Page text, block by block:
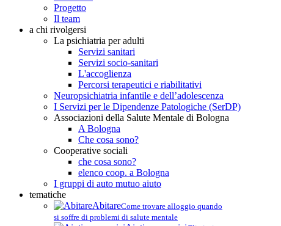
Progetto
Il team
a chi rivolgersi
La psichiatria per adulti
Servizi sanitari
Servizi socio-sanitari
L'accoglienza
Percorsi terapeutici e riabilitativi
Neuropsichiatria infantile e dell’adolescenza
I Servizi per le Dipendenze Patologiche (SerDP)
Associazioni della Salute Mentale di Bologna
A Bologna
Che cosa sono?
Cooperative sociali
che cosa sono?
elenco coop. a Bologna
I gruppi di auto mutuo aiuto
tematiche
AbitareCome trovare alloggio quando
si soffre di problemi di salute mentale